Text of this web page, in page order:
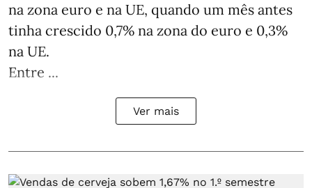
na zona euro e na UE, quando um mês antes
tinha crescido 0,7% na zona do euro e 0,3%
na UE.
Entre ...
Ver mais